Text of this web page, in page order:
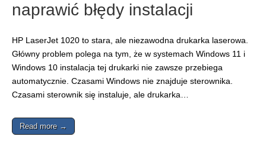
naprawić błędy instalacji
HP LaserJet 1020 to stara, ale niezawodna drukarka laserowa.
Główny problem polega na tym, że w systemach Windows 11 i
Windows 10 instalacja tej drukarki nie zawsze przebiega
automatycznie. Czasami Windows nie znajduje sterownika.
Czasami sterownik się instaluje, ale drukarka…
Read more →